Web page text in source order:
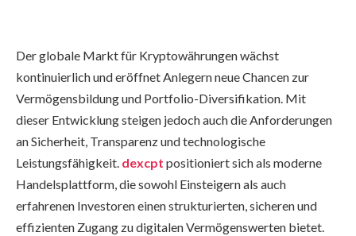
Der globale Markt für Kryptowährungen wächst
kontinuierlich und eröffnet Anlegern neue Chancen zur
Vermögensbildung und Portfolio-Diversifikation. Mit
dieser Entwicklung steigen jedoch auch die Anforderungen
an Sicherheit, Transparenz und technologische
Leistungsfähigkeit. dexcpt positioniert sich als moderne
Handelsplattform, die sowohl Einsteigern als auch
erfahrenen Investoren einen strukturierten, sicheren und
effizienten Zugang zu digitalen Vermögenswerten bietet.